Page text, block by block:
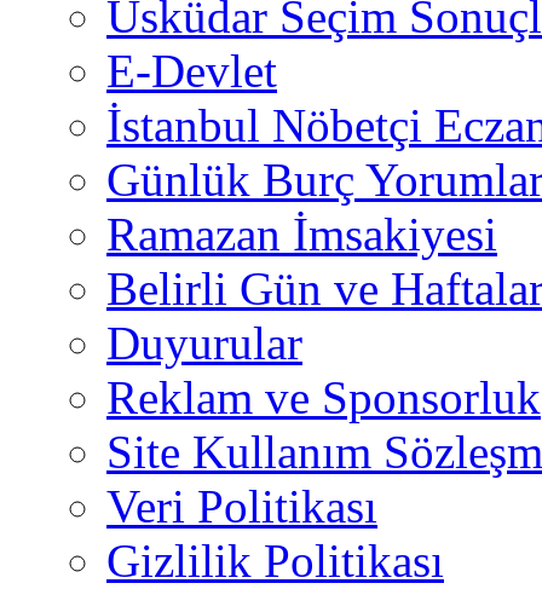
Üsküdar Seçim
E-Devlet
İstanbul Nöbetçi
Günlük Burç
Ramazan İmsakiyesi
Belirli Gün ve
Duyurular
Reklam ve Sponsorluk
Site Kullanım
Veri Politikası
Gizlilik Politikası